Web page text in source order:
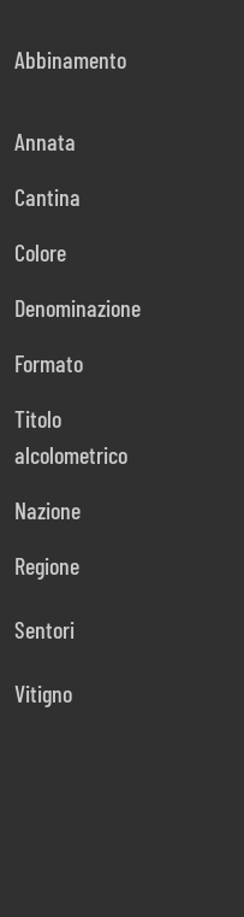
Abbinamento
Annata
Cantina
Colore
Denominazione
Formato
Titolo
alcolometrico
Nazione
Regione
Sentori
Vitigno